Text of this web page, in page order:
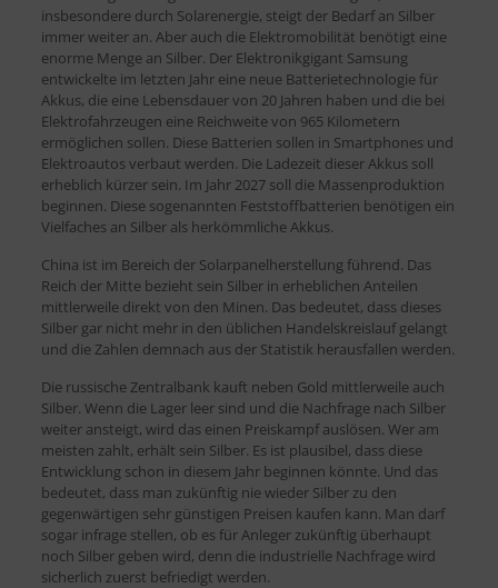
insbesondere durch Solarenergie, steigt der Bedarf an Silber
immer weiter an. Aber auch die Elektromobilität benötigt eine
enorme Menge an Silber. Der Elektronikgigant Samsung
entwickelte im letzten Jahr eine neue Batterietechnologie für
Akkus, die eine Lebensdauer von 20 Jahren haben und die bei
Elektrofahrzeugen eine Reichweite von 965 Kilometern
ermöglichen sollen. Diese Batterien sollen in Smartphones und
Elektroautos verbaut werden. Die Ladezeit dieser Akkus soll
erheblich kürzer sein. Im Jahr 2027 soll die Massenproduktion
beginnen. Diese sogenannten Feststoffbatterien benötigen ein
Vielfaches an Silber als herkömmliche Akkus.
China ist im Bereich der Solarpanelherstellung führend. Das
Reich der Mitte bezieht sein Silber in erheblichen Anteilen
mittlerweile direkt von den Minen. Das bedeutet, dass dieses
Silber gar nicht mehr in den üblichen Handelskreislauf gelangt
und die Zahlen demnach aus der Statistik herausfallen werden.
Die russische Zentralbank kauft neben Gold mittlerweile auch
Silber. Wenn die Lager leer sind und die Nachfrage nach Silber
weiter ansteigt, wird das einen Preiskampf auslösen. Wer am
meisten zahlt, erhält sein Silber. Es ist plausibel, dass diese
Entwicklung schon in diesem Jahr beginnen könnte. Und das
bedeutet, dass man zukünftig nie wieder Silber zu den
gegenwärtigen sehr günstigen Preisen kaufen kann. Man darf
sogar infrage stellen, ob es für Anleger zukünftig überhaupt
noch Silber geben wird, denn die industrielle Nachfrage wird
sicherlich zuerst befriedigt werden.